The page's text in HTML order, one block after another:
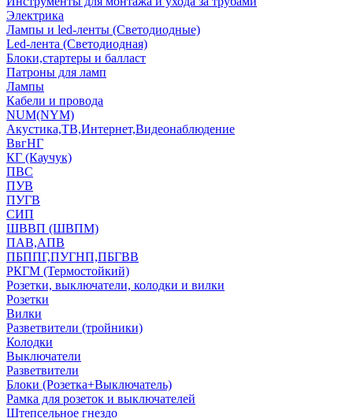
Электрика
Лампы и led-ленты (Светодиодные)
Led-лента (Светодиодная)
Блоки,стартеры и балласт
Патроны для ламп
Лампы
Кабели и провода
NUM(NYM)
Акустика,ТВ,Интернет,Видеонаблюдение
ВвгНГ
КГ (Каучук)
ПВС
ПУВ
ПУГВ
СИП
ШВВП (ШВПМ)
ПАВ,АПВ
ПБППГ,ПУГНП,ПБГВВ
РКГМ (Термостойкий)
Розетки, выключатели, колодки и вилки
Розетки
Вилки
Разветвители (тройники)
Колодки
Выключатели
Разветвители
Блоки (Розетка+Выключатель)
Рамка для розеток и выключателей
Штепсельное гнездо